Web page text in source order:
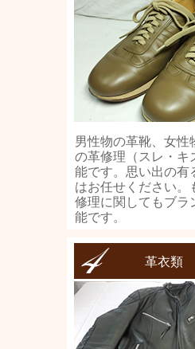
男性物の革靴、女性
の革修理（スレ・キ
能です。思い出の有
はお任せください。
修理に関してもブラ
能です。
革衣類